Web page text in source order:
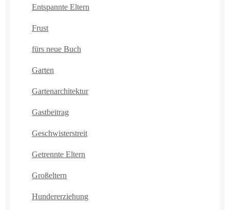
Entspannte Eltern
Frust
fürs neue Buch
Garten
Gartenarchitektur
Gastbeitrag
Geschwisterstreit
Getrennte Eltern
Großeltern
Hundererziehung